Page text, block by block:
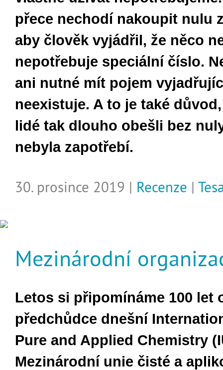
přece nechodí nakoupit nulu
aby člověk vyjádřil, že něco
nepotřebuje speciální číslo.
ani nutné mít pojem
neexistuje. A to je také
lidé tak dlouho obešli bez
nebyla zapotřebí.
30. prosince 2019 | Recenze |
Mezinárodní
Letos si připomínáme 100 let
předchůdce dnešní
Pure and Applied Chemistry
Mezinárodní unie čisté a